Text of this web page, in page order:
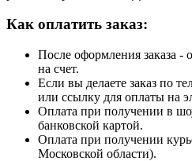
Как оплатить заказ:
После оформления заказа -
на счет.
Если вы делаете заказ по
или ссылку для оплаты на
Оплата при получении в
банковской картой.
Оплата при получении
Московской области).